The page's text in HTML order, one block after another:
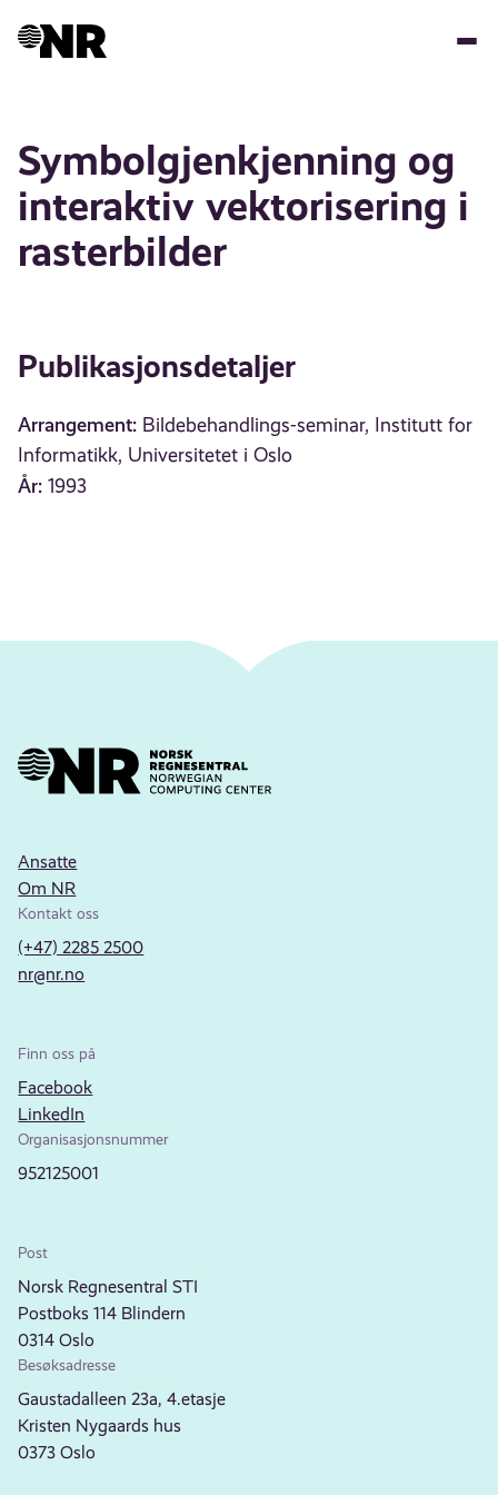
Symbolgjenkjenning og
interaktiv vektorisering i
rasterbilder
Publikasjonsdetaljer
Arrangement: Bildebehandlings-seminar, Institutt for
Informatikk, Universitetet i Oslo
År: 1993
Ansatte
Om NR
Kontakt oss
(+47) 2285 2500
nr@nr.no
Finn oss på
Facebook
LinkedIn
Organisasjonsnummer
952125001
Post
Norsk Regnesentral STI
Postboks 114 Blindern
0314 Oslo
Besøksadresse
Gaustadalleen 23a, 4.etasje
Kristen Nygaards hus
0373 Oslo